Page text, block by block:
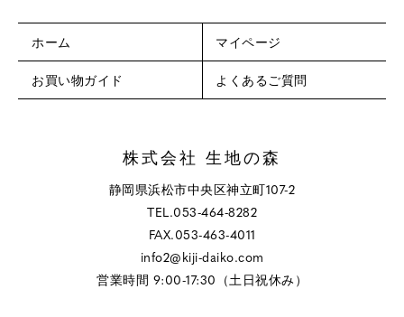
ホーム マイページ
お買い物ガイド よくあるご質問
株式会社 生地の森
静岡県浜松市中央区神立町107-2
TEL.053-464-8282
FAX.053-463-4011
info2@kiji-daiko.com
営業時間 9:00-17:30（土日祝休み）